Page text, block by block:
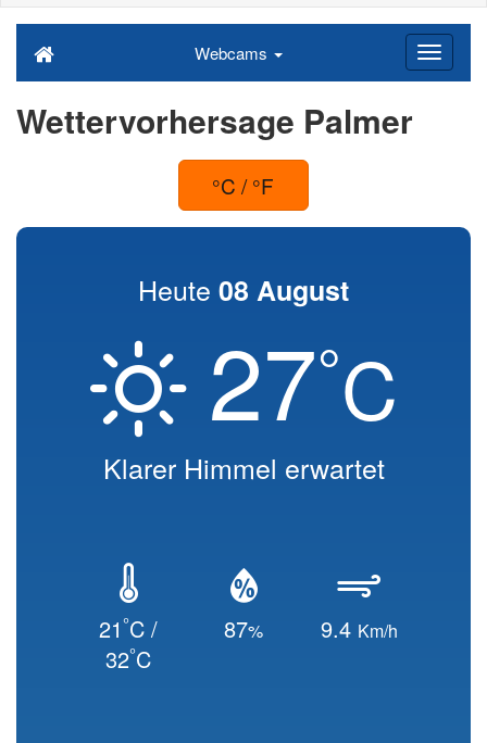
Webcams
Wettervorhersage Palmer
°C / °F
Heute 08 August
27°C
Klarer Himmel erwartet
21°C /
32°C
87% 9.4 Km/h